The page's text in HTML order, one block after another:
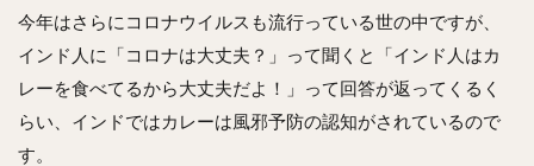
今年はさらにコロナウイルスも流行っている世の中ですが、
インド人に「コロナは大丈夫？」って聞くと「インド人はカ
レーを食べてるから大丈夫だよ！」って回答が返ってくるく
らい、インドではカレーは風邪予防の認知がされているので
す。